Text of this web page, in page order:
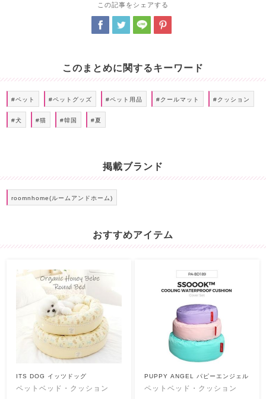
この記事をシェアする
このまとめに関するキーワード
#ペット #ペットグッズ #ペット用品 #クールマット #クッション
#犬 #猫 #韓国 #夏
掲載ブランド
roomnhome(ルームアンドホーム)
おすすめアイテム
ITS DOG イッツドッグ
ペットベッド・クッション
PUPPY ANGEL パピーエンジェル
ペットベッド・クッション